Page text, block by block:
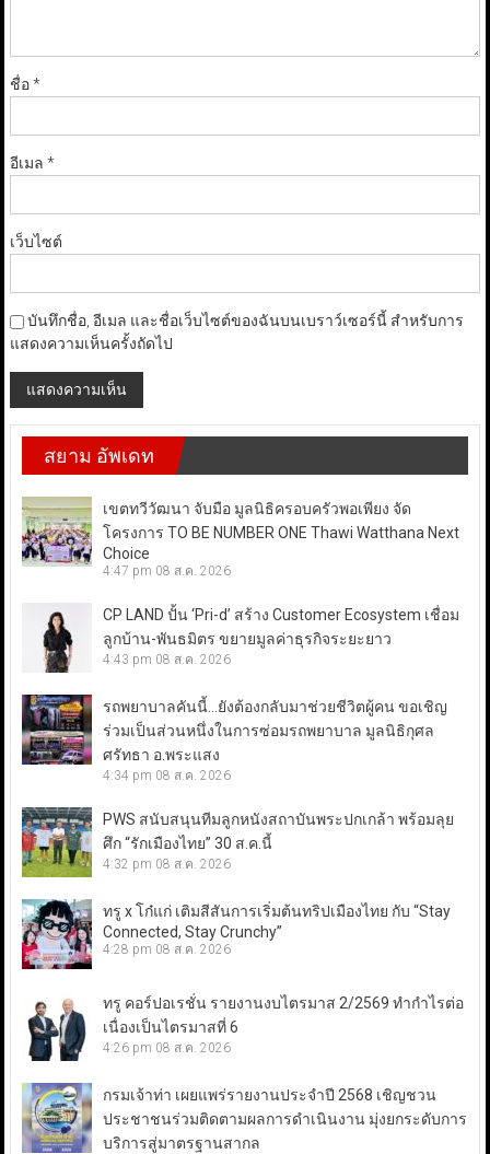
ชื่อ*
อีเมล *
เว็บไซต์
บันทึกชื่อ, อีเมล และชื่อเว็บไซต์ของฉันบนเบราว์เซอร์นี้ สำหรับการ
แสดงความเห็นครั้งถัดไป
สยาม อัพเดท
เขตทวีวัฒนา จับมือ มูลนิธิครอบครัวพอเพียง จัด
โครงการ TO BE NUMBER ONE Thawi Watthana Next
Choice
4:47 pm 08 ส.ค. 2026
CP LAND ปั้น ‘Pri-d’ สร้าง Customer Ecosystem เชื่อม
ลูกบ้าน-พันธมิตร ขยายมูลค่าธุรกิจระยะยาว
4:43 pm 08 ส.ค. 2026
รถพยาบาลคันนี้…ยังต้องกลับมาช่วยชีวิตผู้คน ขอเชิญ
ร่วมเป็นส่วนหนึ่งในการซ่อมรถพยาบาล มูลนิธิกุศล
ศรัทธา อ.พระแสง
4:34 pm 08 ส.ค. 2026
PWS สนับสนุนทีมลูกหนังสถาบันพระปกเกล้า พร้อมลุย
ศึก “รักเมืองไทย” 30 ส.ค.นี้
4:32 pm 08 ส.ค. 2026
ทรู x โก๋แก่ เติมสีสันการเริ่มต้นทริปเมืองไทย กับ “Stay
Connected, Stay Crunchy”
4:28 pm 08 ส.ค. 2026
ทรู คอร์ปอเรชั่น รายงานงบไตรมาส 2/2569 ทำกำไรต่อ
เนื่องเป็นไตรมาสที่ 6
4:26 pm 08 ส.ค. 2026
กรมเจ้าท่า เผยแพร่รายงานประจำปี 2568 เชิญชวน
ประชาชนร่วมติดตามผลการดำเนินงาน มุ่งยกระดับการ
บริการสู่มาตรฐานสากล